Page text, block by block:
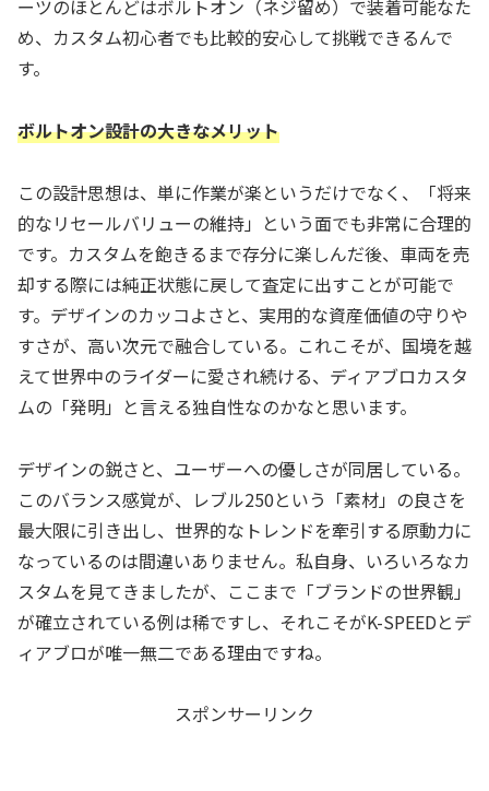
ーツのほとんどはボルトオン（ネジ留め）で装着可能なた
め、カスタム初心者でも比較的安心して挑戦できるんで
す。
ボルトオン設計の大きなメリット
この設計思想は、単に作業が楽というだけでなく、「将来
的なリセールバリューの維持」という面でも非常に合理的
です。カスタムを飽きるまで存分に楽しんだ後、車両を売
却する際には純正状態に戻して査定に出すことが可能で
す。デザインのカッコよさと、実用的な資産価値の守りや
すさが、高い次元で融合している。これこそが、国境を越
えて世界中のライダーに愛され続ける、ディアブロカスタ
ムの「発明」と言える独自性なのかなと思います。
デザインの鋭さと、ユーザーへの優しさが同居している。
このバランス感覚が、レブル250という「素材」の良さを
最大限に引き出し、世界的なトレンドを牽引する原動力に
なっているのは間違いありません。私自身、いろいろなカ
スタムを見てきましたが、ここまで「ブランドの世界観」
が確立されている例は稀ですし、それこそがK-SPEEDとデ
ィアブロが唯一無二である理由ですね。
スポンサーリンク